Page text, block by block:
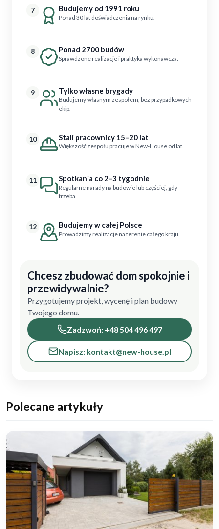
7 Budujemy od 1991 roku
Ponad 30 lat doświadczenia na rynku.
8 Ponad 2700 budów
Sprawdzone realizacje i praktyka wykonawcza.
9 Tylko własne brygady
Budujemy własnym zespołem, bez przypadkowych
ekip.
10 Stali pracownicy 15–20 lat
Większość zespołu pracuje w New-House od lat.
11 Spotkania co 2–3 tygodnie
Regularne narady na budowie lub częściej, gdy
trzeba.
12 Budujemy w całej Polsce
Prowadzimy realizacje na terenie całego kraju.
Chcesz zbudować dom spokojnie i
przewidywalnie?
Przygotujemy projekt, wycenę i plan budowy
Twojego domu.
Zadzwoń: +48 504 496 497
Napisz: kontakt@new-house.pl
Polecane artykuły